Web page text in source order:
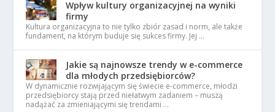
Wpływ kultury organizacyjnej na wyniki
firmy
Kultura organizacyjna to nie tylko zbiór zasad i norm, ale także
fundament, na którym buduje się sukces firmy. Jej …
Jakie są najnowsze trendy w e-commerce
dla młodych przedsiębiorców?
W dynamicznie rozwijającym się świecie e-commerce, młodzi
przedsiębiorcy stają przed niełatwym zadaniem – muszą
nadążać za zmieniającymi się trendami …